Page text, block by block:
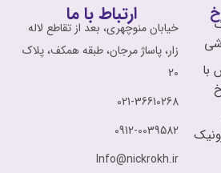
با
ارتباط با ما
خیابان منوچهری، بعد از تقاطع لاله
زار، پاساژ مرجان، طبقه همکف، پلاک
20
021-36610268
0912-0039582
Info@nickrokh.ir